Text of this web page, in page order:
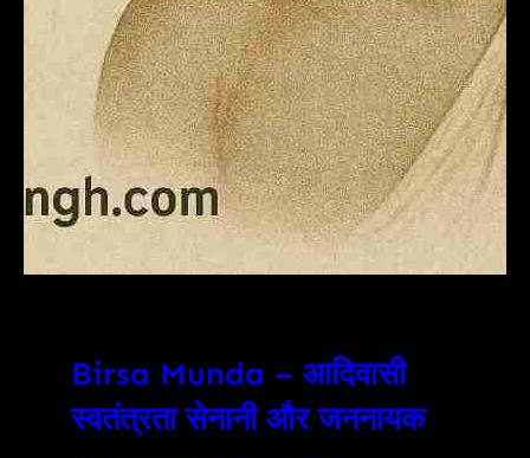
Birsa Munda – आदिवासी
स्वतंत्रता सेनानी और जननायक